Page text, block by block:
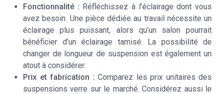
Fonctionnalité : Réfléchissez à l’éclairage dont vous
avez besoin. Une pièce dédiée au travail nécessite un
éclairage plus puissant, alors qu’un salon pourrait
bénéficier d’un éclairage tamisé. La possibilité de
changer de longueur de suspension est également un
atout à considérer.
Prix et fabrication : Comparez les prix unitaires des
suspensions verre sur le marché. Considérez aussi le